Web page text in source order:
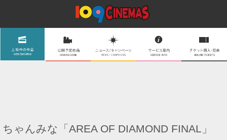
ちゃんみな「AREA OF DIAMOND FINAL」